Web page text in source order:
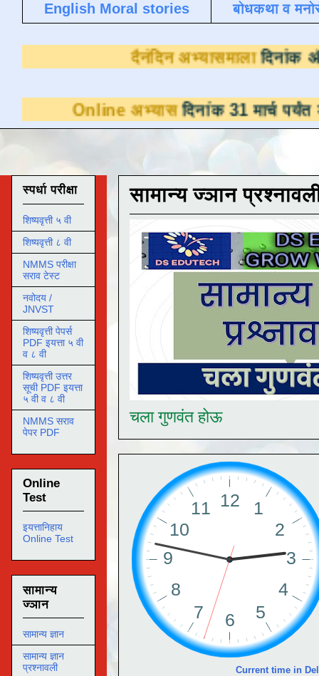
English Moral stories
बोधकथा व
दैनंदिन
अभ्यासदिनांक 31 मार्च पर्यंत
सामान्य ज्ञान
चला गुणवंत होऊ
Current time in
स्पर्धा परीक्षा
शिष्यवृत्ती ५ वी
शिष्यवृत्ती ८ वी
NMMS परीक्षा
सराव टेस्ट
नवोदय /
JNVST
शिष्यवृत्ती पेपर्स
PDF इयत्ता ५ वी
व ८ वी
शिष्यवृत्ती उत्तर
सूची PDF इयत्ता
५ वी व ८ वी
NMMS सराव
पेपर PDF
Online
Test
इयत्तानिहाय
Online Test
सामान्य
ज्ञान
सामान्य ज्ञान
सामान्य ज्ञान
प्रश्नावली